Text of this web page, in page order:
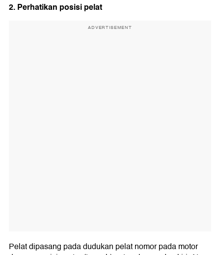
2. Perhatikan posisi pelat
ADVERTISEMENT
Pelat dipasang pada dudukan pelat nomor pada motor